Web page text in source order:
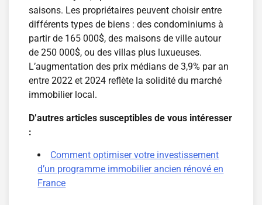
saisons. Les propriétaires peuvent choisir entre
différents types de biens : des condominiums à
partir de 165 000$, des maisons de ville autour
de 250 000$, ou des villas plus luxueuses.
L’augmentation des prix médians de 3,9% par an
entre 2022 et 2024 reflète la solidité du marché
immobilier local.
D’autres articles susceptibles de vous intéresser
:
Comment optimiser votre investissement
d’un programme immobilier ancien rénové en
France